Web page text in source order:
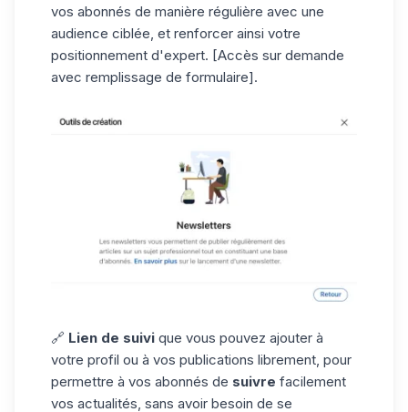
vos abonnés de manière régulière avec une
audience ciblée, et renforcer ainsi votre
positionnement d'expert. [Accès sur demande
avec remplissage de formulaire].
🔗 Lien de suivi que vous pouvez ajouter à
votre profil ou à vos publications librement, pour
permettre à vos abonnés de suivre facilement
vos actualités, sans avoir besoin de se